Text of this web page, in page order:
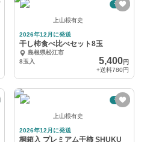
予約
上山根有史
2026年12月に発送
干し柿食べ比べセット8玉
島根県松江市
8玉入
5,400円
+送料780円
予約
上山根有史
2026年12月に発送
桐箱入 プレミアム干柿 SHUKU